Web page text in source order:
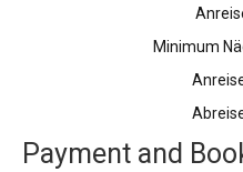
Minimum
Payment and